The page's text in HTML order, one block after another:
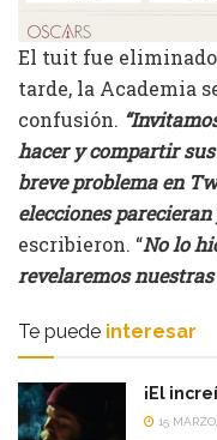
El tuit fue
tarde, la Academia
confusión.
hacer y compartir
breve problema en
elecciones
escribieron. “No lo
revelaremos
Te puede interesar
¡El
15